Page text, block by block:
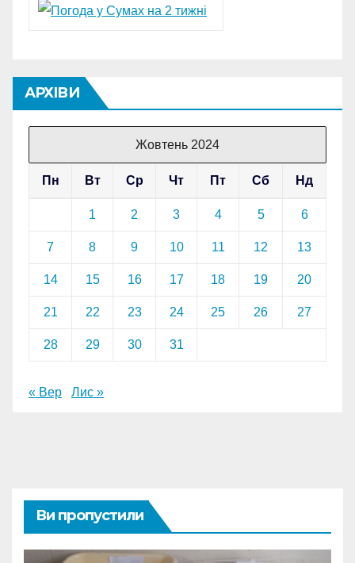
АРХІВИ
Жовтень 2024
Пн Вт Ср Чт Пт Сб Нд
1 2 3 4 5 6
7 8 9 10 11 12 13
14 15 16 17 18 19 20
21 22 23 24 25 26 27
28 29 30 31
« Вер Лис »
Ви пропустили